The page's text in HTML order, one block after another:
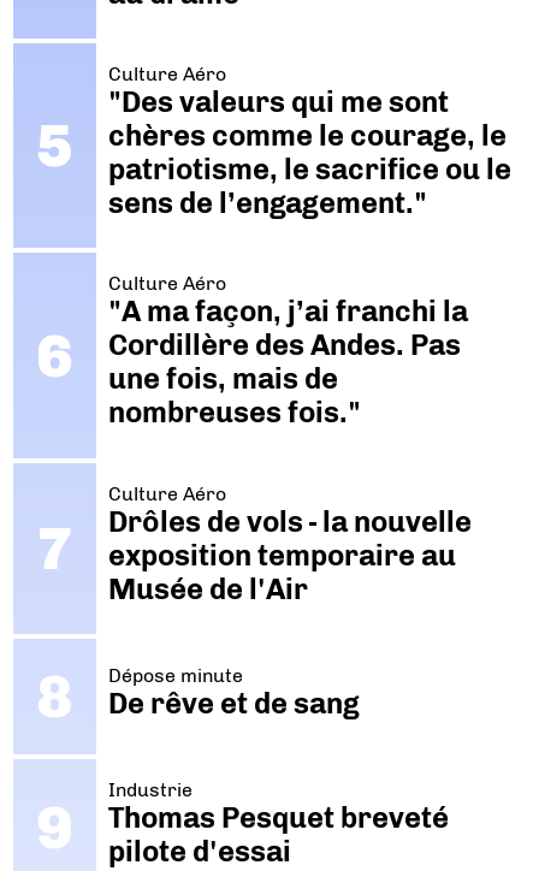
Culture Aéro
"Des valeurs qui me sont
chères comme le courage, le
patriotisme, le sacrifice ou le
sens de l’engagement."
Culture Aéro
"A ma façon, j’ai franchi la
Cordillère des Andes. Pas
une fois, mais de
nombreuses fois."
Culture Aéro
Drôles de vols - la nouvelle
exposition temporaire au
Musée de l'Air
Dépose minute
De rêve et de sang
Industrie
Thomas Pesquet breveté
pilote d'essai